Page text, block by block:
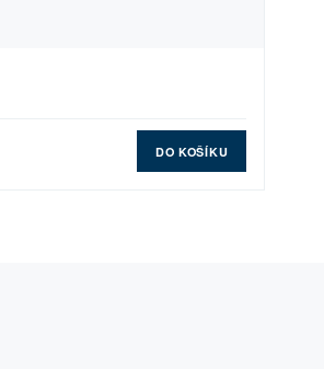
DO KOŠÍKU